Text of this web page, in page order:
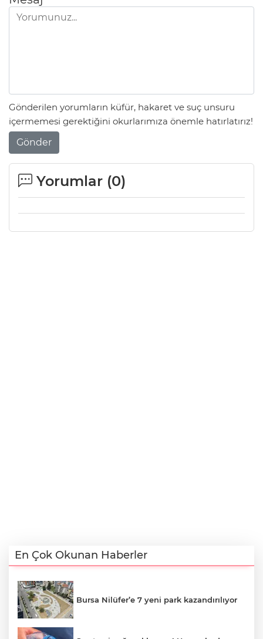
Gönderilen yorumların küfür, hakaret ve suç unsuru
içermemesi gerektiğini okurlarımıza önemle hatırlatırız!
Gönder
Yorumlar (0)
En Çok Okunan Haberler
Bursa Nilüfer’e 7 yeni park kazandırılıyor